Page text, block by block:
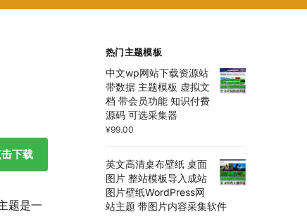
击下载
题是一
热门主题模板
中文wp网站下载资源站
带数据 主题模板 虚拟文
档 带会员功能 知识付费
源码 可选采集器
¥99.00
英文高清桌布壁纸 桌面
图片 整站模板导入成站
图片壁纸WordPress网
站主题 带图片内容采集软件